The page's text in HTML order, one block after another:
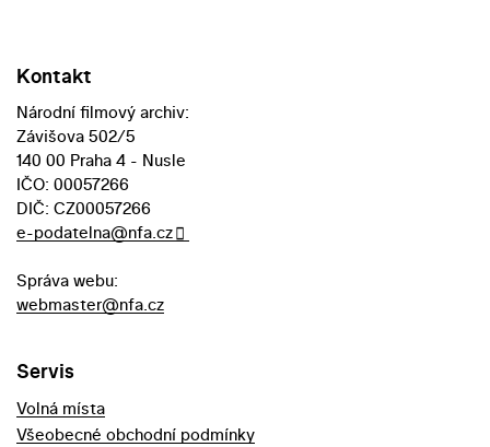
Kontakt
Národní filmový archiv:
Závišova 502/5
140 00 Praha 4 - Nusle
IČO: 00057266
DIČ: CZ00057266
e-podatelna@nfa.cz
Správa webu:
webmaster@nfa.cz
Servis
Volná místa
Všeobecné obchodní podmínky